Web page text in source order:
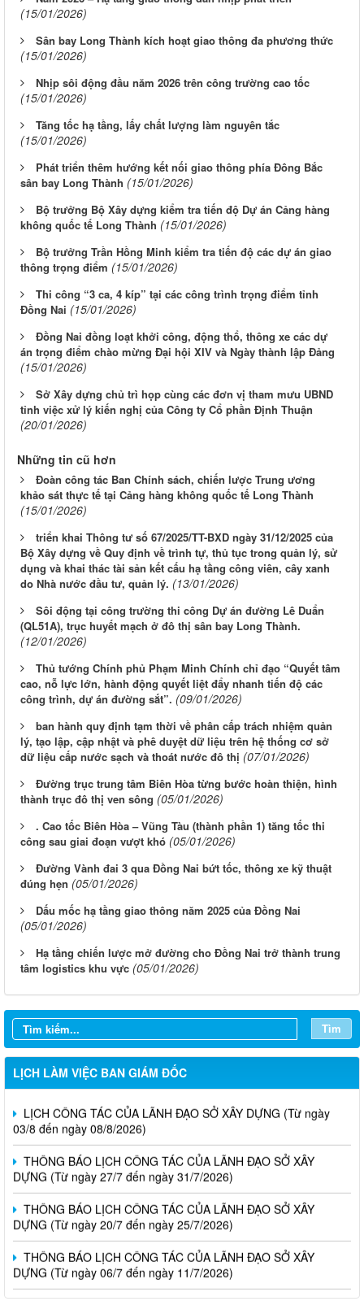
(15/01/2026)
Sân bay Long Thành kích hoạt giao thông đa phương thức
(15/01/2026)
Nhịp sôi động đầu năm 2026 trên công trường cao tốc
(15/01/2026)
Tăng tốc hạ tầng, lấy chất lượng làm nguyên tắc
(15/01/2026)
Phát triển thêm hướng kết nối giao thông phía Đông Bắc
sân bay Long Thành (15/01/2026)
Bộ trưởng Bộ Xây dựng kiểm tra tiến độ Dự án Cảng hàng
không quốc tế Long Thành (15/01/2026)
Bộ trưởng Trần Hồng Minh kiểm tra tiến độ các dự án giao
thông trọng điểm (15/01/2026)
Thi công “3 ca, 4 kíp” tại các công trình trọng điểm tỉnh
Đồng Nai (15/01/2026)
Đồng Nai đồng loạt khởi công, động thổ, thông xe các dự
án trọng điểm chào mừng Đại hội XIV và Ngày thành lập Đảng
(15/01/2026)
Sở Xây dựng chủ trì họp cùng các đơn vị tham mưu UBND
tỉnh việc xử lý kiến nghị của Công ty Cổ phần Định Thuận
(20/01/2026)
Những tin cũ hơn
Đoàn công tác Ban Chính sách, chiến lược Trung ương
khảo sát thực tế tại Cảng hàng không quốc tế Long Thành
(15/01/2026)
triển khai Thông tư số 67/2025/TT-BXD ngày 31/12/2025 của
Bộ Xây dựng về Quy định về trình tự, thủ tục trong quản lý, sử
dụng và khai thác tài sản kết cấu hạ tầng công viên, cây xanh
do Nhà nước đầu tư, quản lý. (13/01/2026)
Sôi động tại công trường thi công Dự án đường Lê Duẩn
(QL51A), trục huyết mạch ở đô thị sân bay Long Thành.
(12/01/2026)
Thủ tướng Chính phủ Phạm Minh Chính chỉ đạo “Quyết tâm
cao, nỗ lực lớn, hành động quyết liệt đẩy nhanh tiến độ các
công trình, dự án đường sắt”. (09/01/2026)
ban hành quy định tạm thời về phân cấp trách nhiệm quản
lý, tạo lập, cập nhật và phê duyệt dữ liệu trên hệ thống cơ sở
dữ liệu cấp nước sạch và thoát nước đô thị (07/01/2026)
Đường trục trung tâm Biên Hòa từng bước hoàn thiện, hình
thành trục đô thị ven sông (05/01/2026)
. Cao tốc Biên Hòa – Vũng Tàu (thành phần 1) tăng tốc thi
công sau giai đoạn vượt khó (05/01/2026)
Đường Vành đai 3 qua Đồng Nai bứt tốc, thông xe kỹ thuật
đúng hẹn (05/01/2026)
Dấu mốc hạ tầng giao thông năm 2025 của Đồng Nai
(05/01/2026)
Hạ tầng chiến lược mở đường cho Đồng Nai trở thành trung
tâm logistics khu vực (05/01/2026)
Tìm
LỊCH LÀM VIỆC BAN GIÁM ĐỐC
LỊCH CÔNG TÁC CỦA LÃNH ĐẠO SỞ XÂY DỰNG (Từ ngày
03/8 đến ngày 08/8/2026)
THÔNG BÁO LỊCH CÔNG TÁC CỦA LÃNH ĐẠO SỞ XÂY
DỰNG (Từ ngày 27/7 đến ngày 31/7/2026)
THÔNG BÁO LỊCH CÔNG TÁC CỦA LÃNH ĐẠO SỞ XÂY
DỰNG (Từ ngày 20/7 đến ngày 25/7/2026)
THÔNG BÁO LỊCH CÔNG TÁC CỦA LÃNH ĐẠO SỞ XÂY
DỰNG (Từ ngày 06/7 đến ngày 11/7/2026)